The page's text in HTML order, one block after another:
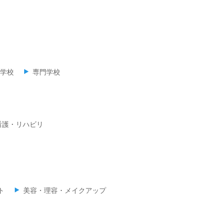
校 専門学校
・リハビリ
美容・理容・メイクアップ